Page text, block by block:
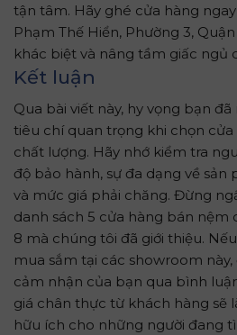
tận tâm. Hãy ghé cửa hàng
Phạm Thế Hiển, Phường 3,
khác biệt và nâng tầm giấc ngủ
Kết luận
Qua bài viết này, hy vọng bạn
tiêu chí quan trọng khi chọn cửa
chất lượng. Hãy nhớ kiểm tra
độ bảo hành, sự đa dạng về sản
và mức giá phải chăng. Đừng
danh sách 5 cửa hàng bán nệm
8 mà chúng tôi đã giới thiệu.
mua sắm tại các showroom
cảm nhận của bạn qua bình
giá chân thực từ khách hàng sẽ
hữu ích cho những người đang